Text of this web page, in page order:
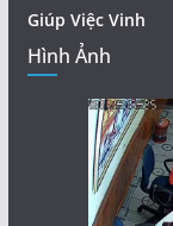
Giúp Việc Vinh
Hình Ảnh